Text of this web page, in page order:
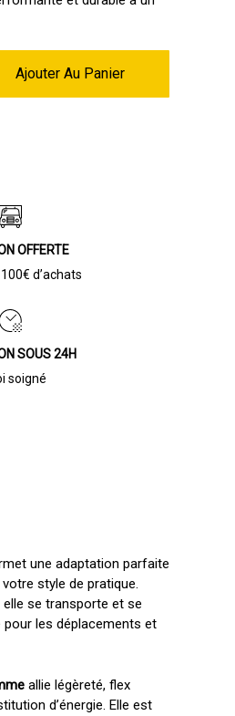
Ajouter Au Panier
OFFERTE
d’achats
SOUS 24H
soigné
une adaptation parfaite
style de pratique.
elle se transporte et se
les déplacements et
allie légèreté, flex
d’énergie. Elle est